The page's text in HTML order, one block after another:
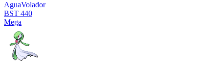
AguaVolador
BST 440
Mega